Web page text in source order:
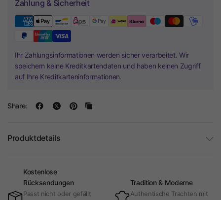
Zahlung & Sicherheit
Ihr Zahlungsinformationen werden sicher verarbeitet. Wir
speichern keine Kreditkartendaten und haben keinen Zugriff
auf Ihre Kreditkarteninformationen.
Share:
Produktdetails
Kostenlose
Rücksendungen
Passt nicht oder gefällt
Tradition & Moderne
Authentische Trachten mit